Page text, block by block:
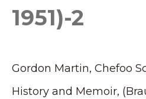
1951)-2
Gordon Martin, Chefoo
History and Memoir,